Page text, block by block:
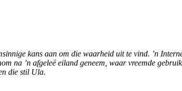
kans aan om die waarheid uit te vind. ’n
na ’n afgeleë eiland geneem, waar vreemde
die stil Ula.